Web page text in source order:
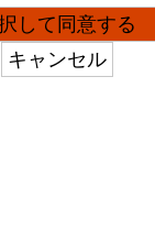
寿司」。皆さん
ジしますか？
愛された食であ
的な寿司店のほ
ルな回転寿司な
は地域ならでは
しい海鮮物が豊
ます寿司」をご
お寿司を体験し
して同意する
キャンセル